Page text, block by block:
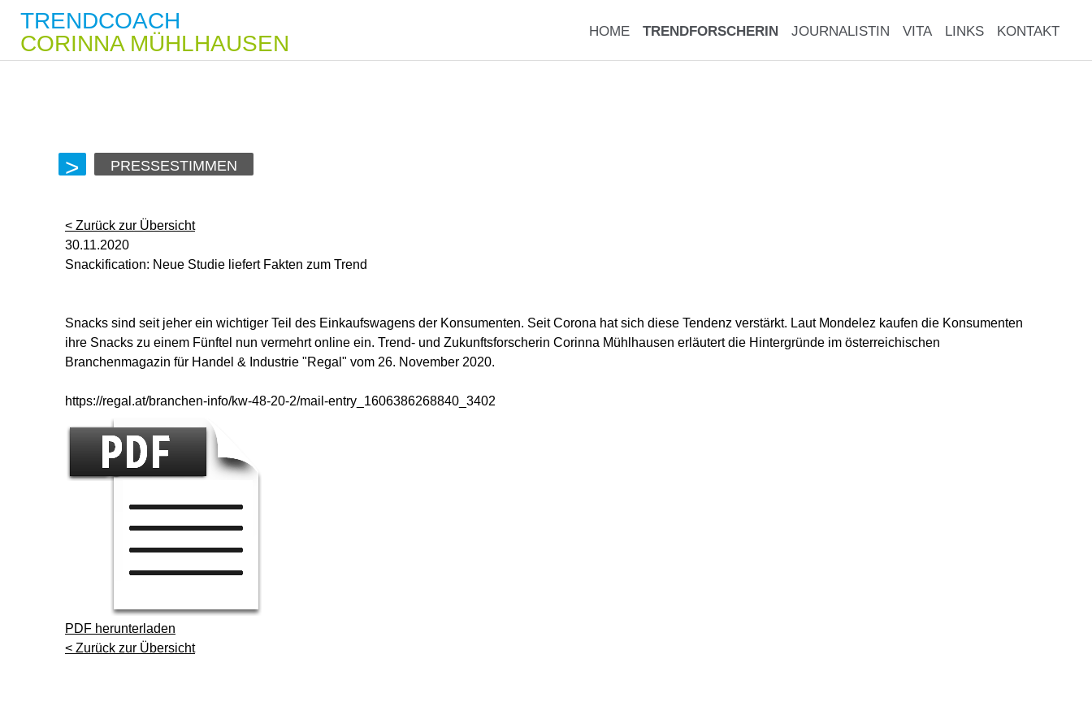
TRENDCOACH
CORINNA MÜHLHAUSEN
HOME TRENDFORSCHERIN JOURNALISTIN VITA LINKS KONTAKT
PRESSESTIMMEN
< Zurück zur Übersicht
30.11.2020
Snackification: Neue Studie liefert Fakten zum Trend
Snacks sind seit jeher ein wichtiger Teil des Einkaufswagens der Konsumenten. Seit Corona hat sich diese Tendenz verstärkt. Laut Mondelez kaufen die Konsumenten
ihre Snacks zu einem Fünftel nun vermehrt online ein. Trend- und Zukunftsforscherin Corinna Mühlhausen erläutert die Hintergründe im österreichischen
Branchenmagazin für Handel & Industrie "Regal" vom 26. November 2020.
https://regal.at/branchen-info/kw-48-20-2/mail-entry_1606386268840_3402
PDF herunterladen
< Zurück zur Übersicht